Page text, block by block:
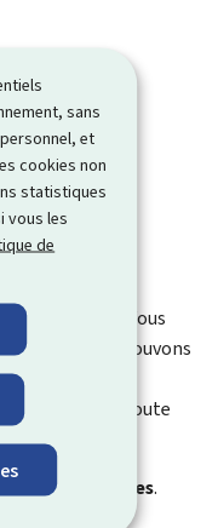
sans
et
cookies non
statistiques
vous les
de
cette page. Vous
ce que nous pouvons
à votre
contact pour toute
obligatoires.